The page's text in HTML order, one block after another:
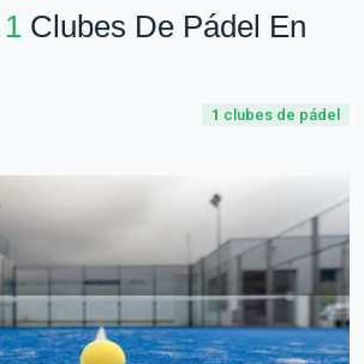
1 Clubes De Pádel En
1 clubes de pádel